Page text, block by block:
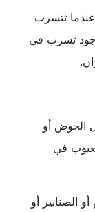
تتسرب
تسرب في
الحوض أو
في
الصنابير أو